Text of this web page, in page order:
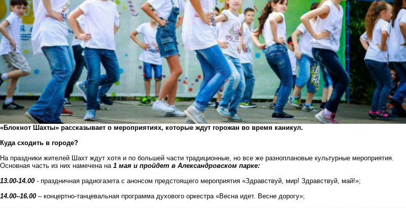
«Блокнот Шахты» рассказывает о мероприятиях, которые ждут горожан во время каникул.
Куда сходить в городе?
На праздники жителей Шахт ждут хотя и по большей части традиционные, но все же разноплановые культурные мероприятия.
Основная часть из них намечена на 1 мая и пройдет в Александровском парке:
13.00-14.00 - праздничная радиогазета с анонсом предстоящего мероприятия «Здравствуй, мир! Здравствуй, май!»;
14.00–16.00 – концертно-танцевальная программа духового оркестра «Весна идет. Весне дорогу»;